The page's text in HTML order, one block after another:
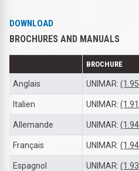
DOWNLOAD
BROCHURES AND MANUALS
BROCHURE
Anglais UNIMAR:
Italien UNIMAR:
Allemande UNIMAR:
Français UNIMAR:
Espagnol UNIMAR: